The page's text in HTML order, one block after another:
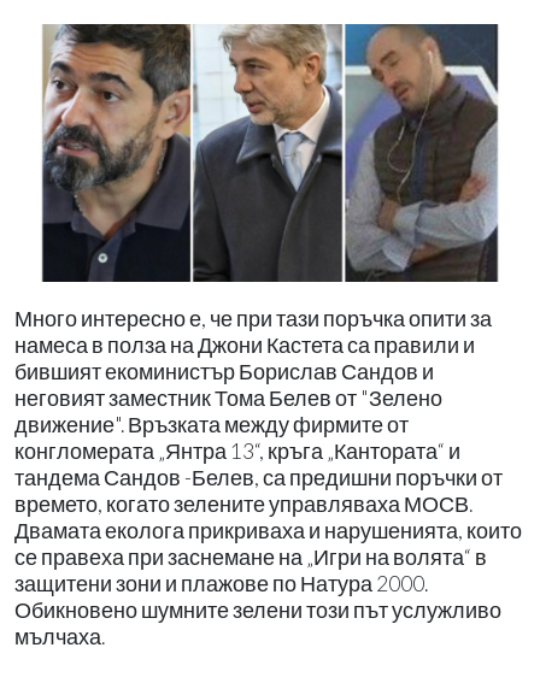
Много интересно е, че при тази поръчка опити за
намеса в полза на Джони Кастета са правили и
бившият екоминистър Борислав Сандов и
неговият заместник Тома Белев от "Зелено
движение". Връзката между фирмите от
конгломерата „Янтра 13“, кръга „Кантората“ и
тандема Сандов -Белев, са предишни поръчки от
времето, когато зелените управляваха МОСВ.
Двамата еколога прикриваха и нарушенията, които
се правеха при заснемане на „Игри на волята“ в
защитени зони и плажове по Натура 2000.
Обикновено шумните зелени този път услужливо
мълчаха.